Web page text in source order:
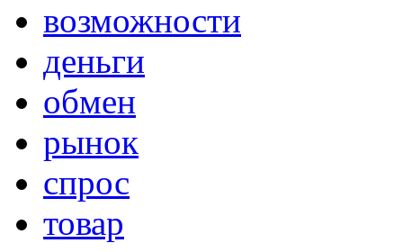
возможности
деньги
обмен
рынок
спрос
товар